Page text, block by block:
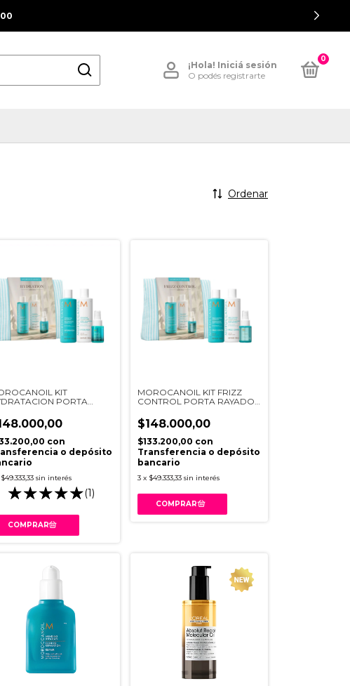
¡Hola! Iniciá sesión
O podés registrarte
0
Ordenar
KIT
PORTA
con
o depósito
$49.333,33 sin interés
(1)
MOROCANOIL KIT FRIZZ
CONTROL PORTA RAYADO
$148.000,00
$133.200,00 con
Transferencia o depósito
bancario
3 x $49.333,33 sin interés